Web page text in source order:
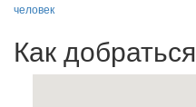
человек
Как добраться